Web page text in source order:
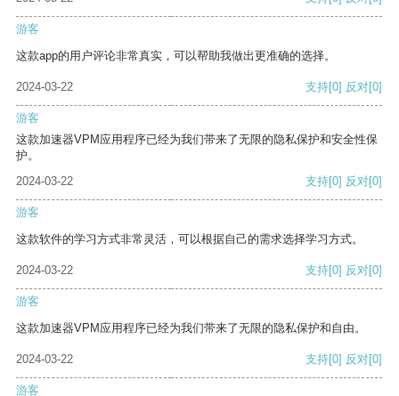
游客
这款app的用户评论非常真实，可以帮助我做出更准确的选择。
2024-03-22 支持[0] 反对[0]
游客
这款加速器VPM应用程序已经为我们带来了无限的隐私保护和安全性保
护。
2024-03-22
支持[0] 反对[0]
游客
这款软件的学习方式非常灵活，可以根据自己的需求选择学习方式。
2024-03-22 支持[0] 反对[0]
游客
这款加速器VPM应用程序已经为我们带来了无限的隐私保护和自由。
2024-03-22 支持[0] 反对[0]
游客